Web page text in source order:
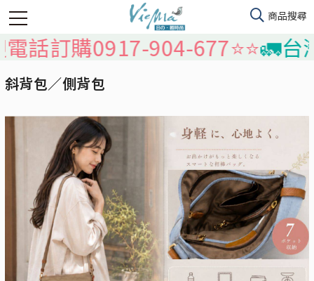
訂購0917-904-677⭐️⭐️🚛台灣
斜背包／側背包